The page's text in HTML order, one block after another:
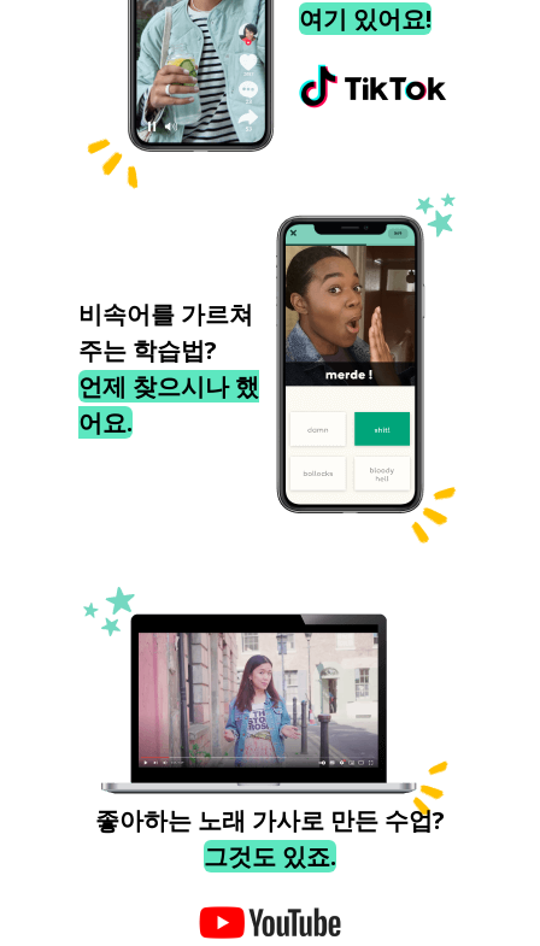
여기 있어요!
비속어를 가르쳐
주는 학습법?
언제 찾으시나 했
어요.
좋아하는 노래 가사로 만든 수업?
그것도 있죠.